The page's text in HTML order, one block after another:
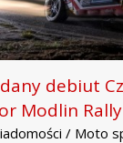
debiut
Modlin
/ Moto